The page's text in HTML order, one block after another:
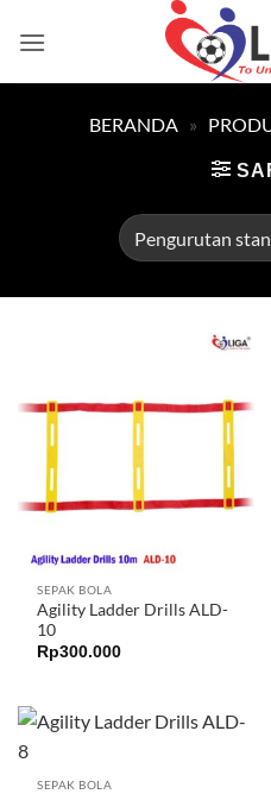
BERANDA »
SEPAK BOLA
Agility Ladder Drills ALD-
10
Rp300.000
SEPAK BOLA